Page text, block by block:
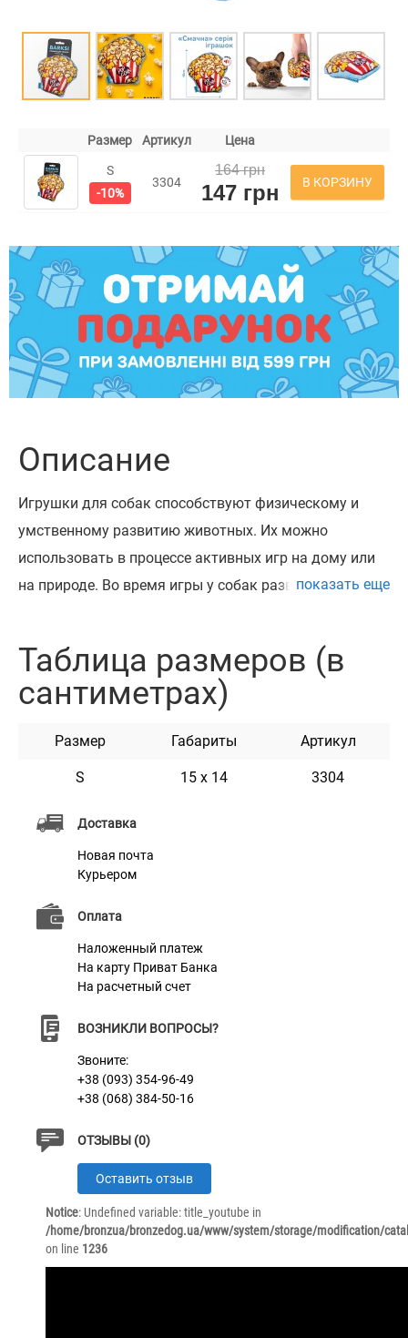
Размер Артикул Цена
S
-10%
3304
164 грн
147 грн В КОРЗИНУ
Доставка
Новая почта
Курьером
Оплата
Наложенный платеж
На карту Приват Банка
На расчетный счет
ВОЗНИКЛИ ВОПРОСЫ?
Звоните:
+38 (093) 354-96-49
+38 (068) 384-50-16
ОТЗЫВЫ (0)
Оставить отзыв
Notice: Undefined variable: title_youtube in
/home/bronzua/bronzedog.ua/www/system/storage/modification/
on line 1236
Описание
Игрушки для собак способствуют физическому и
умственному развитию животных. Их можно
использовать в процессе активных игр на дому или
на природе. Во время игры у собак развивается
естественные инстинкты. Игрушки помогают
безопасно удовлетворять потребность ваших
подойдет для мелких пород собак и щенков. Игрушки
изготовлены из качественной плюшевой ткани, что
ощупь. Они укомплектованы специальной пищалкой
и шуршащей пленкой, которая привлекает внимание
животных и вызывает интерес к игрушке. Серия
доступна в нескольких ярких дизайнах с разной
комплектацией.
показать еще
Таблица размеров (в
сантиметрах)
Размер Габариты Артикул
S 15 х 14 3304